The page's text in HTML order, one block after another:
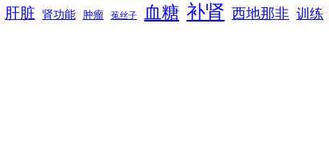
肝脏 肾功能 肿瘤 菟丝子 血糖 补肾 西地那非 训练